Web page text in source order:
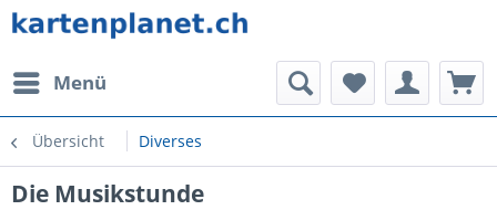
Menü
Übersicht Diverses
Die Musikstunde